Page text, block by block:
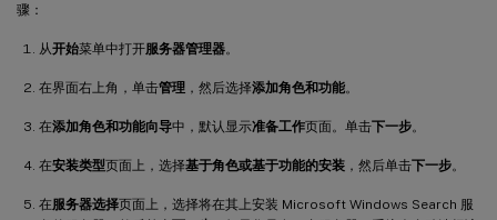
骤：
从开始菜单中打开服务器管理器。
在界面右上角，单击管理 ，然后选择添加角色和功能。
在添加角色和功能向导中，默认显示准备工作页面。单击下一步。
在安装类型页面上，选择基于角色或基于功能的安装 ，然后单击下一步。
在服务器选择页面上，选择将在其上安装 Microsoft Windows Search 服